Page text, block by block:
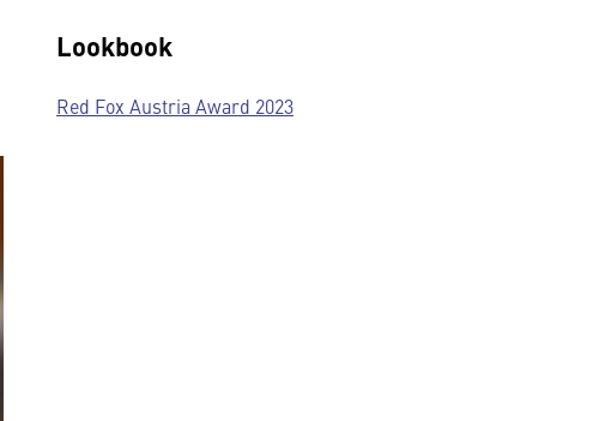
Lookbook
Red Fox Austria Award 2023